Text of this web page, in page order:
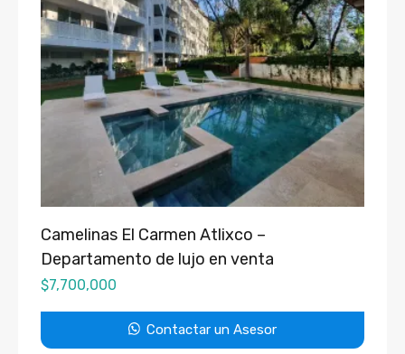
Camelinas El Carmen Atlixco –
Departamento de lujo en venta
$7,700,000
Contactar un Asesor